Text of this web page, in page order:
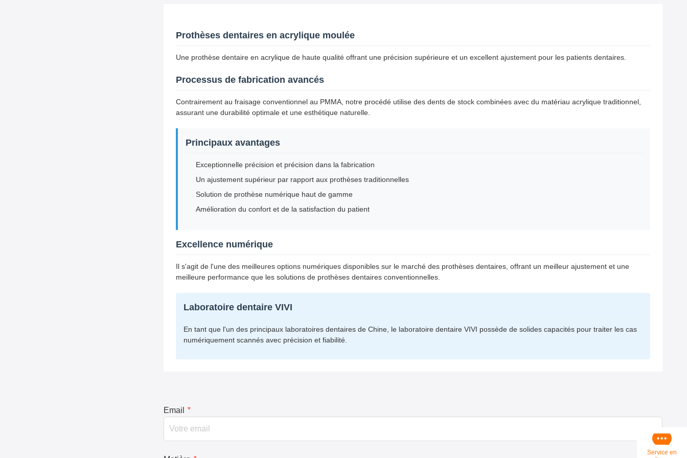
Prothèses dentaires en acrylique moulée
Une prothèse dentaire en acrylique de haute qualité offrant une précision supérieure et un excellent ajustement pour les patients dentaires.
Processus de fabrication avancés
Contrairement au fraisage conventionnel au PMMA, notre procédé utilise des dents de stock combinées avec du matériau acrylique traditionnel,
assurant une durabilité optimale et une esthétique naturelle.
Principaux avantages
Exceptionnelle précision et précision dans la fabrication
Un ajustement supérieur par rapport aux prothèses traditionnelles
Solution de prothèse numérique haut de gamme
Amélioration du confort et de la satisfaction du patient
Excellence numérique
Il s'agit de l'une des meilleures options numériques disponibles sur le marché des prothèses dentaires, offrant un meilleur ajustement et une
meilleure performance que les solutions de prothèses dentaires conventionnelles.
Laboratoire dentaire VIVI
En tant que l'un des principaux laboratoires dentaires de Chine, le laboratoire dentaire VIVI possède de solides capacités pour traiter les cas
numériquement scannés avec précision et fiabilité.
Email *
Service en